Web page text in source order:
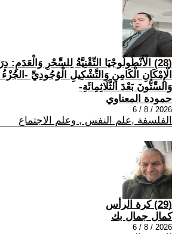
(28) الْأَنْطُولُوجْيَا التِّقْنِيَّةُ لِلسِّحْرِ
الْإِمْكَانِ الْكَامِنِ وَالتَّشْكِيلِ الْوُجُودِيِّ -الجُزْءُ
وَالسِّتُّونَ بَعْدَ الثَّلَاثِمِائَةِ-
حمودة المعناوي
2026 / 8 / 6
الفلسفة ,علم النفس , وعلم الاجتماع
(29) كرة الرأس
كمال جمال بك
2026 / 8 / 6